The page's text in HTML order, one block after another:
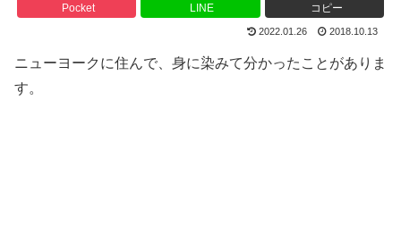
Pocket LINE コピー
2022.01.26 2018.10.13
ニューヨークに住んで、身に染みて分かったことがありま
す。